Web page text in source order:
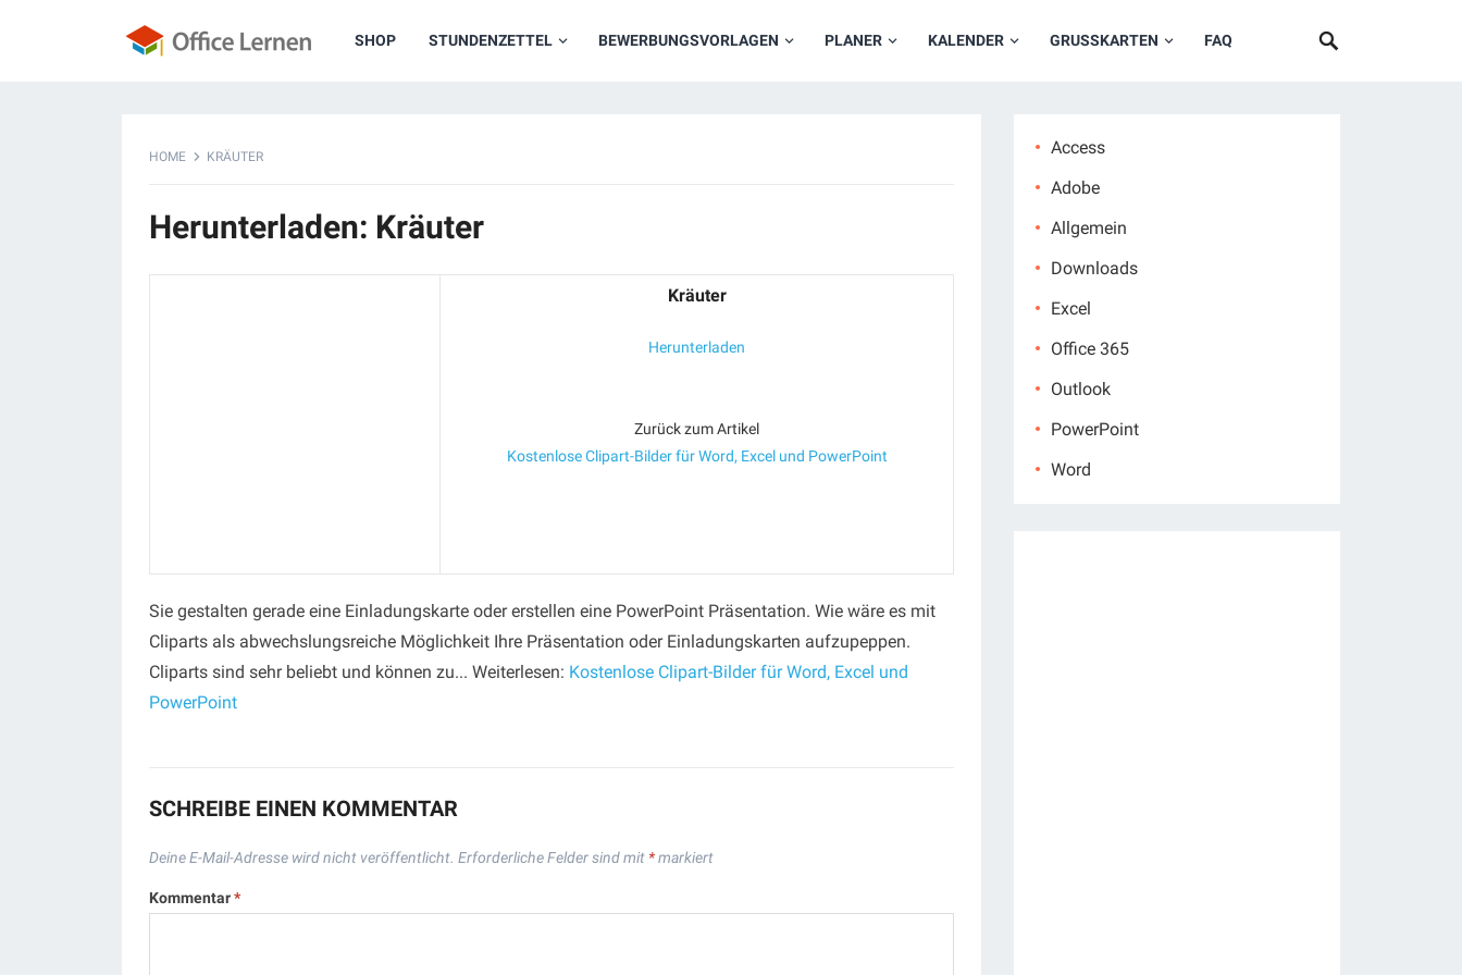
SHOP STUNDENZETTEL BEWERBUNGSVORLAGEN PLANER KALENDER GRUSSKARTEN FAQ
HOME KRÄUTER
Herunterladen: Kräuter
Kräuter
Herunterladen
Zurück zum Artikel
Kostenlose Clipart-Bilder für Word, Excel und PowerPoint
Sie gestalten gerade eine Einladungskarte oder erstellen eine PowerPoint Präsentation. Wie wäre es mit
Cliparts als abwechslungsreiche Möglichkeit Ihre Präsentation oder Einladungskarten aufzupeppen.
Cliparts sind sehr beliebt und können zu... Weiterlesen: Kostenlose Clipart-Bilder für Word, Excel und
PowerPoint
SCHREIBE EINEN KOMMENTAR
Deine E-Mail-Adresse wird nicht veröffentlicht. Erforderliche Felder sind mit *markiert
Kommentar*
Access
Adobe
Allgemein
Downloads
Excel
Office 365
Outlook
PowerPoint
Word